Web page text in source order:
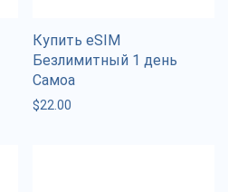
Купить eSIM
Безлимитный 1 день
Самоа
$22.00